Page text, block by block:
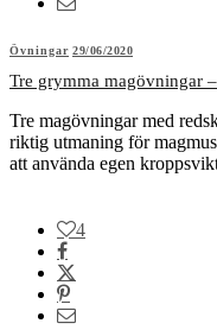
Övningar 29/06/2020
Tre grymma magövningar
Tre magövningar med
riktig utmaning för
att använda egen
4